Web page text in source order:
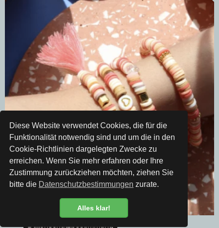
Diese Website verwendet Cookies, die für die
Funktionalität notwendig sind und um die in den
Cookie-Richtlinien dargelegten Zwecke zu
erreichen. Wenn Sie mehr erfahren oder Ihre
Zustimmung zurückziehen möchten, ziehen Sie
bitte die Datenschutzbestimmungen zurate.
Alles klar!